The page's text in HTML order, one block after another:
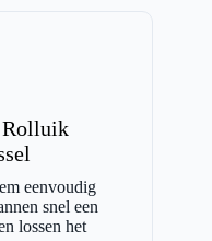
Rolluik
eenvoudig
snel een
lossen het